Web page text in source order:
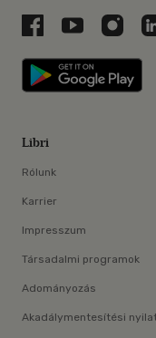
Libri aLibri aLibri
Libri
Rólunk
Karrier
Impresszum
Társadalmi programok
Adományozás
Akadálymentesítési